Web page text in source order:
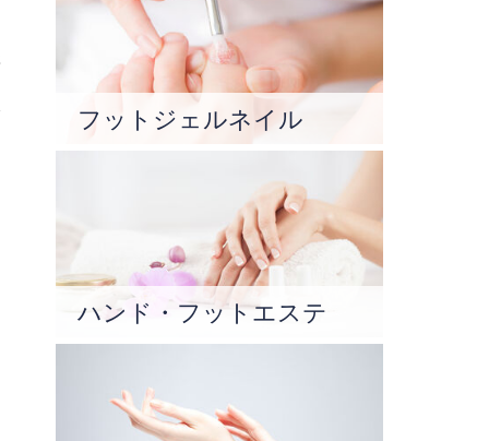
フットジェルネイル
ハンド・フットエステ